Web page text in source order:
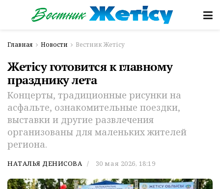
Главная Новости Вестник Жетісу
Жетісу готовится к главному
празднику лета
Концерты, традиционные рисунки на
асфальте, ознакомительные поездки,
выставки и другие развлечения
организованы для маленьких жителей
региона.
НАТАЛЬЯ ДЕНИСОВА 30 мая 2026, 18:19